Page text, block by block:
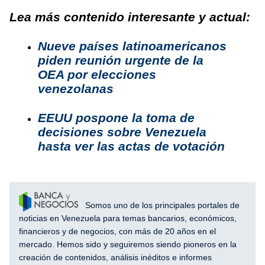
Lea más contenido interesante y actual:
Nueve países latinoamericanos
piden reunión urgente de la
OEA por elecciones
venezolanas
EEUU pospone la toma de
decisiones sobre Venezuela
hasta ver las actas de votación
Somos uno de los principales portales de
noticias en Venezuela para temas bancarios, económicos,
financieros y de negocios, con más de 20 años en el
mercado. Hemos sido y seguiremos siendo pioneros en la
creación de contenidos, análisis inéditos e informes